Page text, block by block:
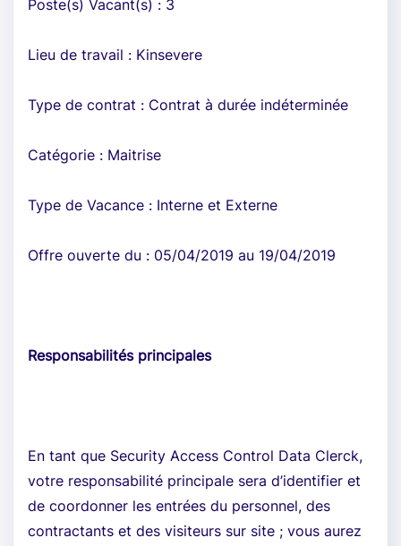
Poste(s) Vacant(s) : 3
Lieu de travail : Kinsevere
Type de contrat : Contrat à durée indéterminée
Catégorie : Maitrise
Type de Vacance : Interne et Externe
Offre ouverte du : 05/04/2019 au 19/04/2019
Responsabilités principales
En tant que Security Access Control Data Clerck,
votre responsabilité principale sera d’identifier et
de coordonner les entrées du personnel, des
contractants et des visiteurs sur site ; vous aurez